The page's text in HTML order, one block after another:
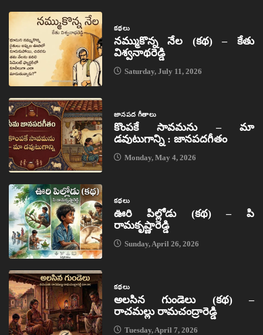
కథలు
నమ్ముకొన్న నేల (కథ) – కేతు
విశ్వనాథరెడ్డి
Saturday, July 11, 2026
జానపద గీతాలు
కొంపకే సావమను – మా
డవుటుగాన్ని : జానపదగీతం
Monday, May 4, 2026
కథలు
ఊరి పిల్లోడు (కథ) – పి
రామకృష్ణారెడ్డి
Sunday, April 26, 2026
కథలు
అలసిన గుండెలు (కథ) –
రాచమల్లు రామచంద్రారెడ్డి
Tuesday, April 7, 2026